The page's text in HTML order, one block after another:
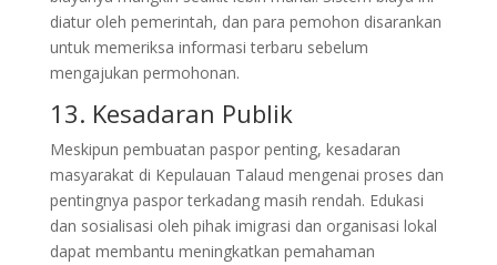
diatur oleh pemerintah, dan para pemohon disarankan
untuk memeriksa informasi terbaru sebelum
mengajukan permohonan.
13. Kesadaran Publik
Meskipun pembuatan paspor penting, kesadaran
masyarakat di Kepulauan Talaud mengenai proses dan
pentingnya paspor terkadang masih rendah. Edukasi
dan sosialisasi oleh pihak imigrasi dan organisasi lokal
dapat membantu meningkatkan pemahaman